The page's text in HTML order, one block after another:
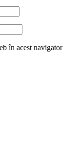
în acest navigator